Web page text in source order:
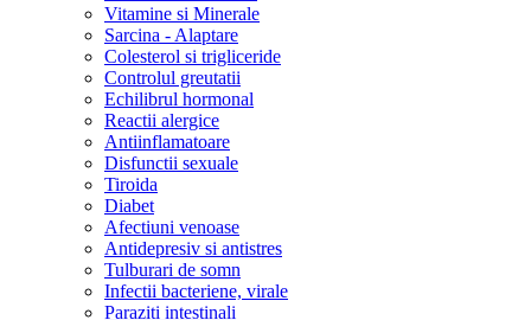
Vitamine si Minerale
Sarcina - Alaptare
Colesterol si trigliceride
Controlul greutatii
Echilibrul hormonal
Reactii alergice
Antiinflamatoare
Disfunctii sexuale
Tiroida
Diabet
Afectiuni venoase
Antidepresiv si antistres
Tulburari de somn
Infectii bacteriene, virale
Paraziti intestinali